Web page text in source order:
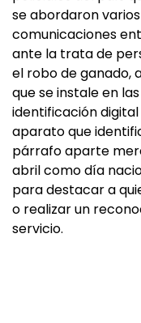
se abordaron
comunicaciones
ante la trata de
el robo de ganado,
que se instale en
identificación
aparato que
párrafo aparte
abril como día
para destacar a
o realizar un
servicio.